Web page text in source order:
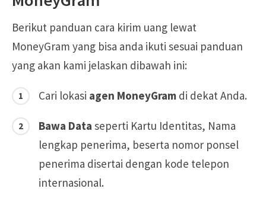
Berikut panduan cara kirim uang lewat
MoneyGram yang bisa anda ikuti sesuai panduan
yang akan kami jelaskan dibawah ini:
Cari lokasi agen MoneyGram di dekat Anda.
Bawa Data seperti Kartu Identitas, Nama
lengkap penerima, beserta nomor ponsel
penerima disertai dengan kode telepon
internasional.